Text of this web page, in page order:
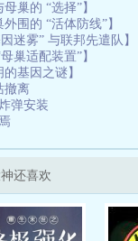
巢的 “选择”】
围的 “活体防线”】
迷雾” 与联邦先遣队】
巢适配装置”】
基因之谜】
撤离
弹安装
还喜欢